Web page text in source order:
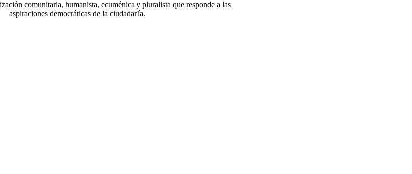
comunitaria, humanista, ecuménica y pluralista que responde a las
aspiraciones democráticas de la ciudadanía.